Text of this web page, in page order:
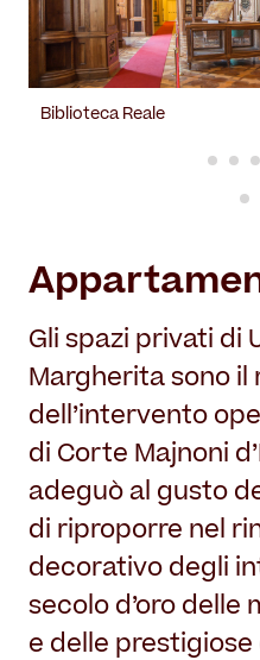
Biblioteca Reale
Gli spazi privati di
Margherita sono il
dell’intervento
di Corte Majnoni
adeguò al gusto
di riproporre nel
decorativo degli
secolo d’oro delle
e delle